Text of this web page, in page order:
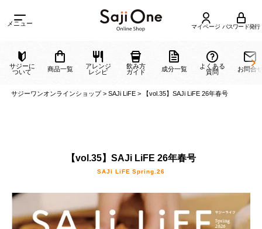
メニュー マイページ パスワード発行
サジーに アレンジ 飲み方 成分一覧 よくある
【vol.35】SAJi LiFE 26年春号
SAJi LiFE Spring.26